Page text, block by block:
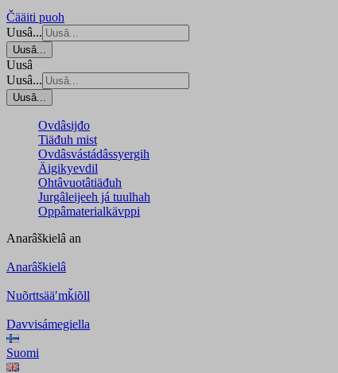
Čääiti puoh
Uusâ...
Uusâ...
Uusâ
Uusâ...
Uusâ...
Ovdâsijđo
Tiäđuh mist
Ovdâsvástádâssyergih
Äigikyevdil
Ohtâvuotâtiäđuh
Jurgâleijeeh já tuulhah
Oppâmaterialkävppi
Anarâškielâ an
Anarâškielâ
Nuõrttsääʹmǩiõll
Davvisámegiella
Suomi